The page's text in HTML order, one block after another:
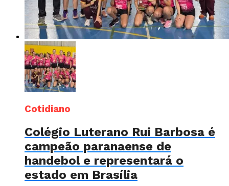
Cotidiano
Colégio Luterano Rui Barbosa é
campeão paranaense de
handebol e representará o
estado em Brasília